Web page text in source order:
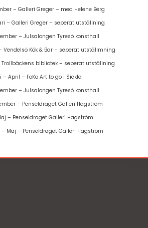
– Galleri Greger – med Helene Berg
– Galleri Greger – seperat utställning
– Julsalongen Tyresö konsthall
Vendelsö Kök & Bar – seperat utställmning
Trollbäckens bibliotek – seperat utställning
– April – FoKo Art to go i Sickla
– Julsalongen Tyresö konsthall
– Penseldraget Galleri Hagström
– Penseldraget Galleri Hagström
– Maj – Penseldraget Galleri Hagström